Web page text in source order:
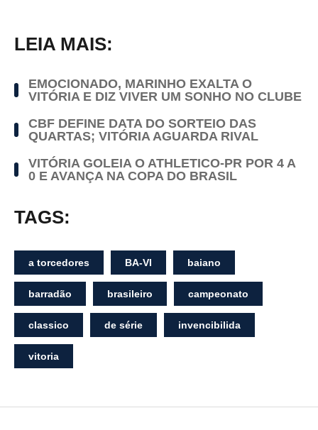
LEIA MAIS:
EMOCIONADO, MARINHO EXALTA O
VITÓRIA E DIZ VIVER UM SONHO NO CLUBE
CBF DEFINE DATA DO SORTEIO DAS
QUARTAS; VITÓRIA AGUARDA RIVAL
VITÓRIA GOLEIA O ATHLETICO-PR POR 4 A
0 E AVANÇA NA COPA DO BRASIL
TAGS:
a torcedores BA-VI baiano
barradão brasileiro campeonato
classico de série invencibilida
vitoria